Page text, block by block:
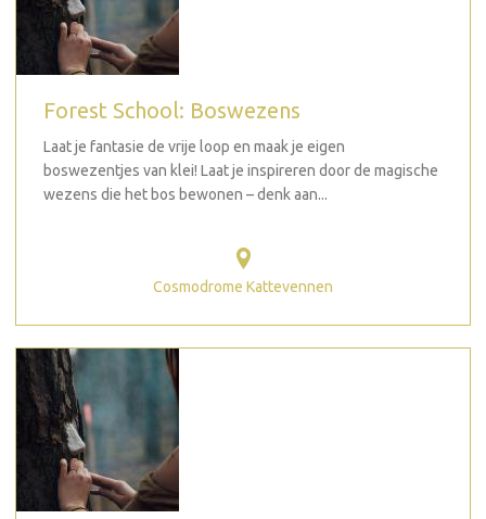
Forest School: Boswezens
Laat je fantasie de vrije loop en maak je eigen
boswezentjes van klei! Laat je inspireren door de magische
wezens die het bos bewonen – denk aan...
Cosmodrome Kattevennen